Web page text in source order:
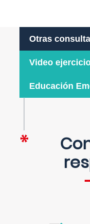
Otras
Video
Educación